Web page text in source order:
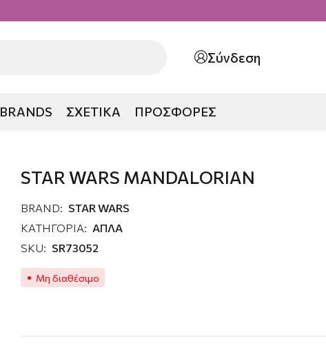
Σύνδεση
BRANDS ΣΧΕΤΙΚΑ ΠΡΟΣΦΟΡΕΣ
STAR WARS MANDALORIAN
BRAND: STAR WARS
ΚΑΤΗΓΟΡΙΑ: ΑΠΛΑ
SKU: SR73052
Μη διαθέσιμο